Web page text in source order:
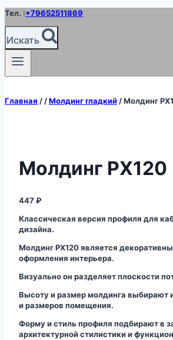
Перейти
содержимому
Тел. :+79652511869
Искать
Главная / /Молдинг гладкий /Молдинг
Молдинг PX120
447₽
Классическая версия профиля для
дизайна.
Молдинг PX120 является
оформления интерьера.
Визуально он разделяет плоскости
Высоту и размер молдинга выбирают
и размеров помещения.
Форму и стиль профиля подбирают в
архитектурной стилистики и